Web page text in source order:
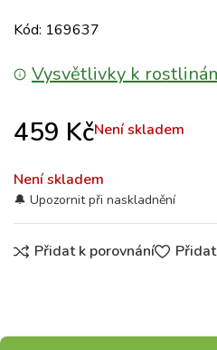
Kód: 169637
Vysvětlivky k
459 KčNení skladem
Není skladem
Přidat k porovnání